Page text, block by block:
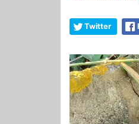
Twitter